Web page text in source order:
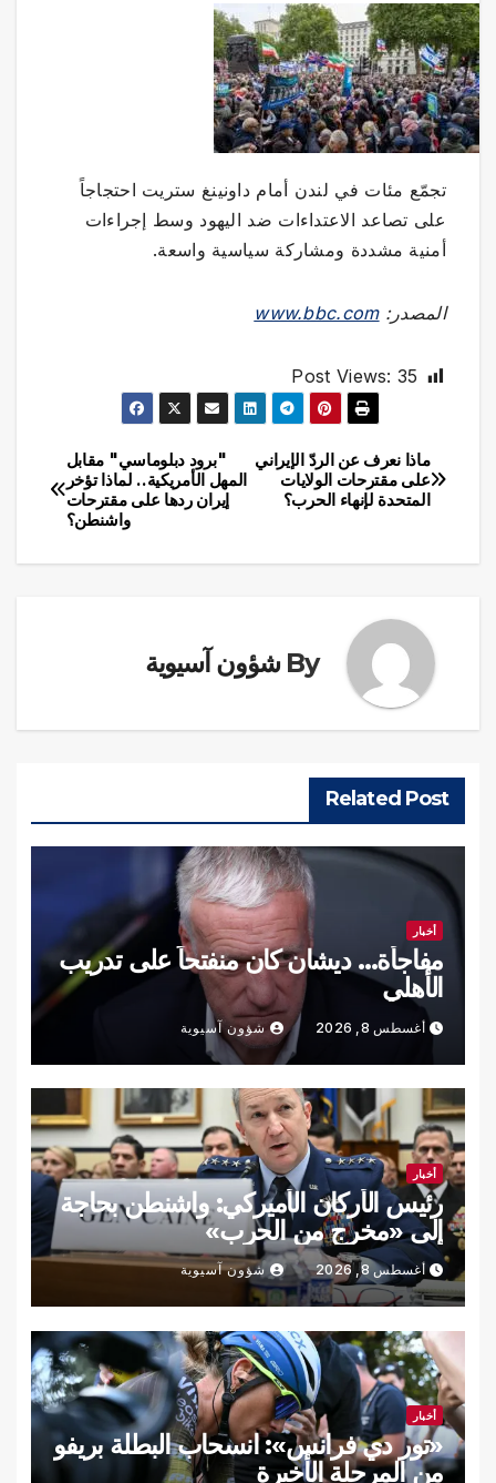
تجمّع مئات في لندن أمام داونينغ ستريت احتجاجاً
على تصاعد الاعتداءات ضد اليهود وسط إجراءات
أمنية مشددة ومشاركة سياسية واسعة.
المصدر:www.bbc.com
Post Views: 35
تصفّح
المقالات
"برود دبلوماسي" مقابل
المهل الأمريكية.. لماذا تؤخر
إيران ردها على مقترحات
واشنطن؟
ماذا نعرف عن الردّ الإيراني
على مقترحات الولايات
المتحدة لإنهاء الحرب؟
By شؤون آسيوية
Related Post
أخبار
مفاجأة… ديشان كان منفتحاً على تدريب
الأهلي
أغسطس 8, 2026 شؤون آسيوية
أخبار
رئيس الأركان الأميركي: واشنطن بحاجة
إلى «مخرج من الحرب»
أغسطس 8, 2026 شؤون آسيوية
أخبار
«تور دي فرانس»: انسحاب البطلة بريفو
من المرحلة الأخيرة